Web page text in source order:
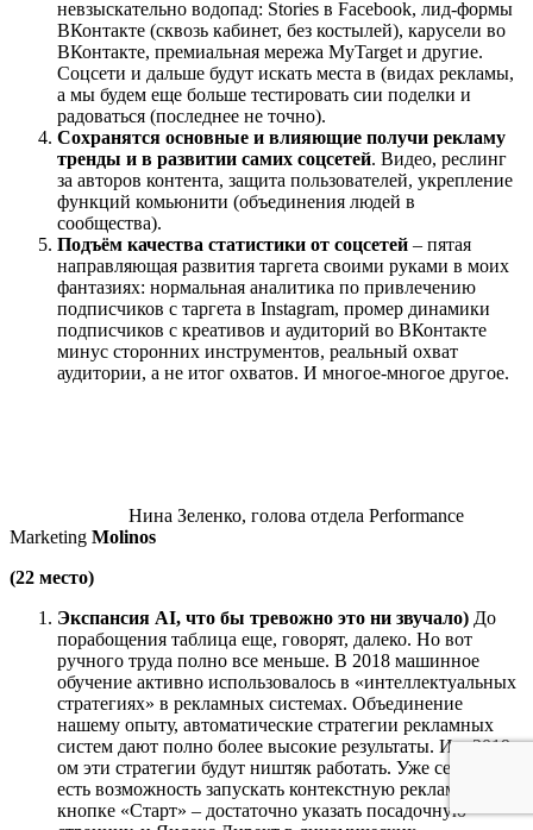
невзыскательно водопад: Stories в Facebook, лид-формы
ВКонтакте (сквозь кабинет, без костылей), карусели во
ВКонтакте, премиальная мережа MyTarget и другие.
Соцсети и дальше будут искать места в (видах рекламы,
а мы будем еще больше тестировать сии поделки и
радоваться (последнее не точно).
Сохранятся основные и влияющие получи рекламу
тренды и в развитии самих соцсетей. Видео, реслинг
за авторов контента, защита пользователей, укрепление
функций комьюнити (объединения людей в
сообщества).
Подъём качества статистики от соцсетей – пятая
направляющая развития таргета своими руками в моих
фантазиях: нормальная аналитика по привлечению
подписчиков с таргета в Instagram, промер динамики
подписчиков с креативов и аудиторий во ВКонтакте
минус сторонних инструментов, реальный охват
аудитории, а не итог охватов. И многое-многое другое.
Нина Зеленко, голова отдела Performance
Marketing Molinos
(22 место)
Экспансия AI, что бы тревожно это ни звучало) До
порабощения таблица еще, говорят, далеко. Но вот
ручного труда полно все меньше. В 2018 машинное
обучение активно использовалось в «интеллектуальных
стратегиях» в рекламных системах. Объединение
нашему опыту, автоматические стратегии рекламных
систем дают полно более высокие результаты. И в 2019-
ом эти стратегии будут ништяк работать. Уже сейчас
есть возможность запускать контекстную рекламу за
кнопке «Старт» – достаточно указать посадочную